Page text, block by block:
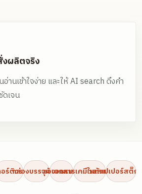
ผลิตจริง
านเข้าใจง่าย และให้ AI search ดึงคำ
เจน
ร์ติดรถ 3M
กล่องบรรจุภัณฑ์ซองจดหมาย
เอกสารเคมีในตัวแบบเล่ม
วอลเปเปอร์สติ๊ก